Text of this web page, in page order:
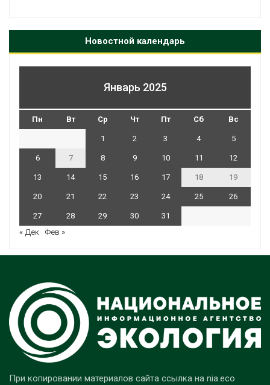
Новостной календарь
Январь 2025
Пн Вт Ср Чт Пт Сб Вс
1 2 3 4 5
6 7 8 9 10 11 12
13 14 15 16 17 18 19
20 21 22 23 24 25 26
27 28 29 30
31
« Дек Фев »
При копировании материалов сайта ссылка на nia.eco